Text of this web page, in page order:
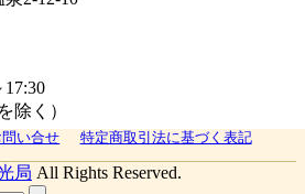
除く）
問い合せ 特定商取引法に基づく表記
局 All Rights Reserved.